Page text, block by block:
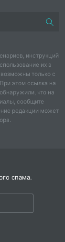
инструкций
их в
только с
этом ссылка на
что на
сообщите
редакции может
спама.